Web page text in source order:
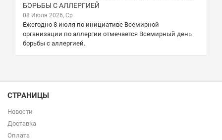
БОРЬБЫ С АЛЛЕРГИЕЙ
08 Июля 2026, Ср
Ежегодно 8 июля по инициативе Всемирной
организации по аллергии отмечается Всемирный день
борьбы с аллергией.
СТРАНИЦЫ
Новости
Доставка
Оплата